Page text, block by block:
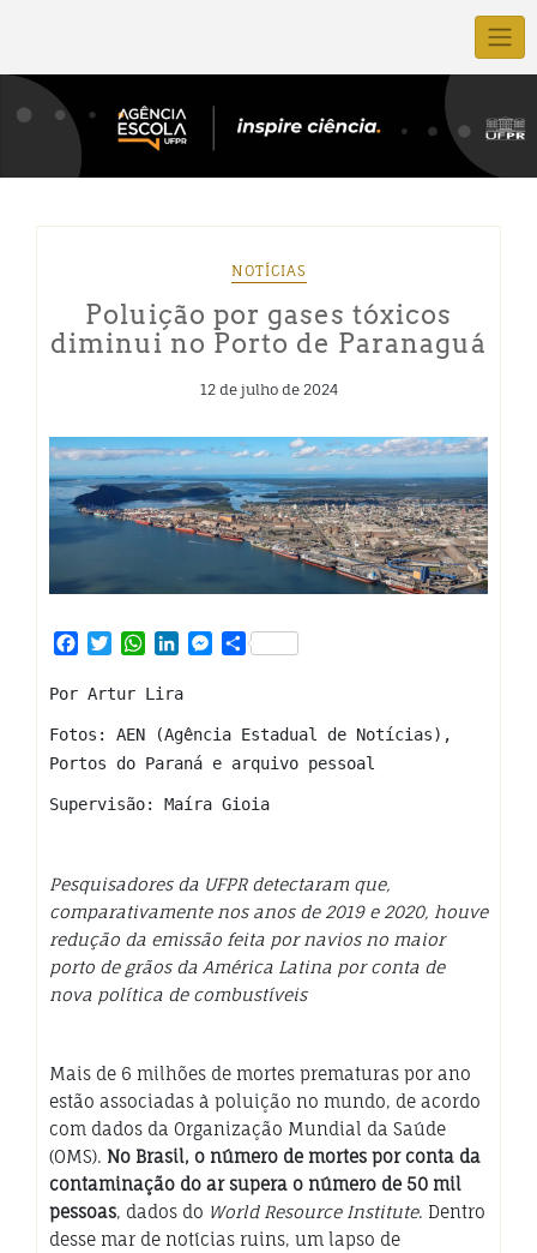
NOTÍCIAS
Poluição por gases tóxicos
diminui no Porto de Paranaguá
12 de julho de 2024
Facebook
TwitterWhatsApp
LinkedInMessenger
Share
Por Artur Lira
Fotos: AEN (Agência Estadual de Notícias),
Portos do Paraná e arquivo pessoal
Supervisão: Maíra Gioia
Pesquisadores da UFPR detectaram que,
comparativamente nos anos de 2019 e 2020, houve
redução da emissão feita por navios no maior
porto de grãos da América Latina por conta de
nova política de combustíveis
Mais de 6 milhões de mortes prematuras por ano
estão associadas à poluição no mundo, de acordo
com dados da Organização Mundial da Saúde
(OMS). No Brasil, o número de mortes por conta da
contaminação do ar supera o número de 50 mil
pessoas, dados do World Resource Institute. Dentro
desse mar de notícias ruins, um lapso de